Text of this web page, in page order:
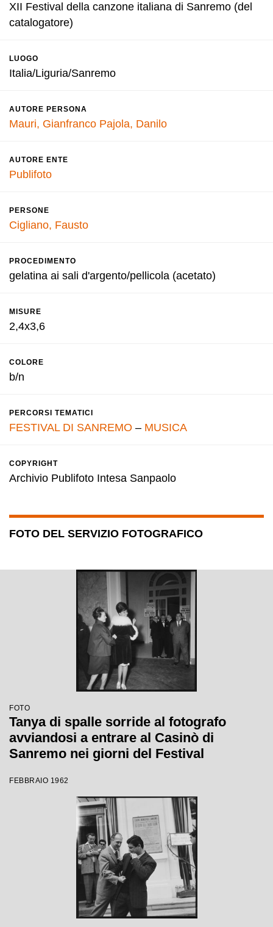
XII Festival della canzone italiana di Sanremo (del
catalogatore)
LUOGO
Italia/Liguria/Sanremo
AUTORE PERSONA
Mauri, Gianfranco Pajola, Danilo
AUTORE ENTE
Publifoto
PERSONE
Cigliano, Fausto
PROCEDIMENTO
gelatina ai sali d'argento/pellicola (acetato)
MISURE
2,4x3,6
COLORE
b/n
PERCORSI TEMATICI
FESTIVAL DI SANREMO – MUSICA
COPYRIGHT
Archivio Publifoto Intesa Sanpaolo
FOTO DEL SERVIZIO FOTOGRAFICO
FOTO
Tanya di spalle sorride al fotografo
avviandosi a entrare al Casinò di
Sanremo nei giorni del Festival
FEBBRAIO 1962